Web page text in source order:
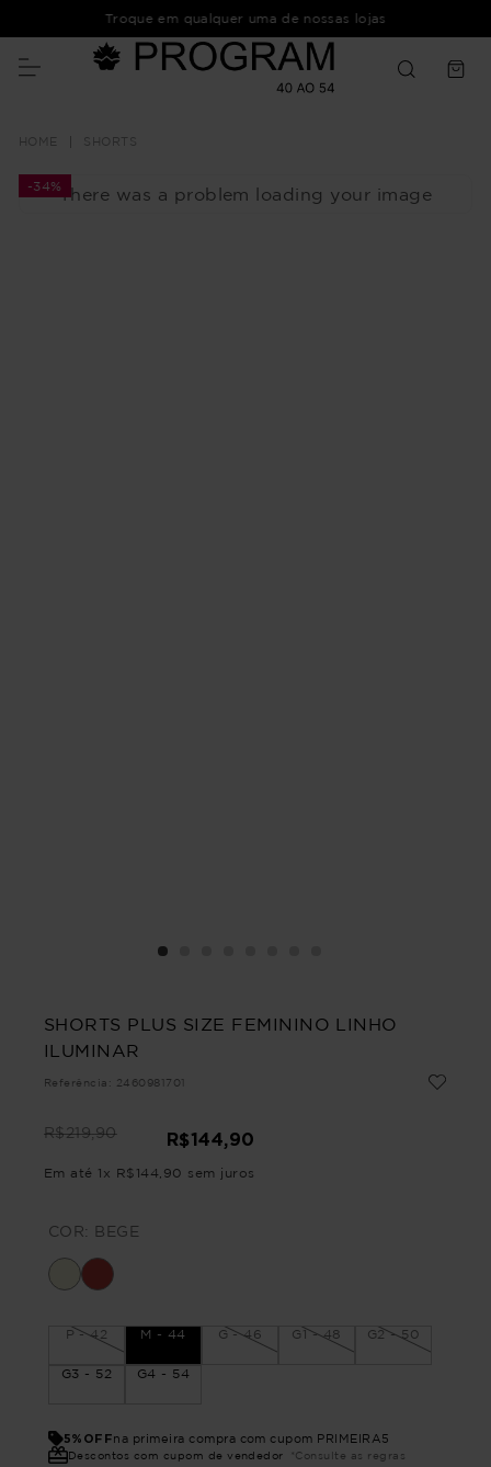
Troque em qualquer uma de nossas lojas
SHORTS
There was a problem loading your image
-34%
SHORTS PLUS SIZE FEMININO LINHO
ILUMINAR
Referência : 2460981701
R$219,90 R$144,90
Em até 1 x R$ 144 90 sem juros
COR: BEGE
P - 42 M - 44 G - 46 G1 - 48 G2 - 50
G3 - 52 G4 - 54
5%OFFna primeira compra com cupom PRIMEIRA5
Descontos com cupom de vendedor *Consulte as regras